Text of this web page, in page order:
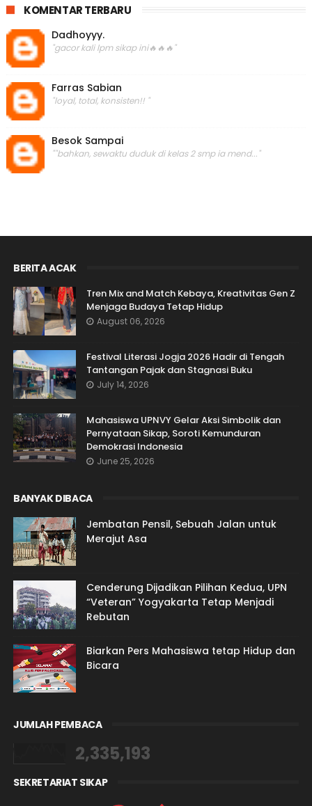
KOMENTAR TERBARU
Dadhoyyy.
"gacor kali lpm sikap ini🔥🔥🔥"
Farras Sabian
"loyal, total, konsisten!! "
Besok Sampai
""bahkan, sewaktu duduk di kelas 2 smp ia mend..."
BERITA ACAK
Tren Mix and Match Kebaya, Kreativitas Gen Z
Menjaga Budaya Tetap Hidup
August 06, 2026
Festival Literasi Jogja 2026 Hadir di Tengah
Tantangan Pajak dan Stagnasi Buku
July 14, 2026
Mahasiswa UPNVY Gelar Aksi Simbolik dan
Pernyataan Sikap, Soroti Kemunduran
Demokrasi Indonesia
June 25, 2026
BANYAK DIBACA
Jembatan Pensil, Sebuah Jalan untuk
Merajut Asa
Cenderung Dijadikan Pilihan Kedua, UPN
“Veteran” Yogyakarta Tetap Menjadi
Rebutan
Biarkan Pers Mahasiswa tetap Hidup dan
Bicara
JUMLAH PEMBACA
2,335,193
SEKRETARIAT SIKAP